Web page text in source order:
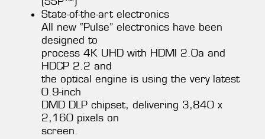
State-of-the-art electronics
All new “Pulse” electronics have been
designed to
process 4K UHD with HDMI 2.0a and
HDCP 2.2 and
the optical engine is using the very latest
0.9-inch
DMD DLP chipset, delivering 3,840 x
2,160 pixels on
screen.